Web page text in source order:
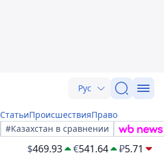
Рус
СтатьиПроисшествияПраво
#Казахстан в сравнении
$469.93 €541.64 ₽5.71